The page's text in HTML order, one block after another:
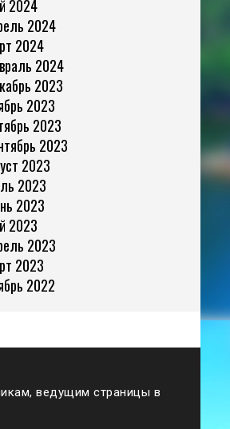
2024
2024
2024
2024
2023
2023
2023
2023
2023
2023
2023
2023
2023
2023
2022
ведущим страницы в